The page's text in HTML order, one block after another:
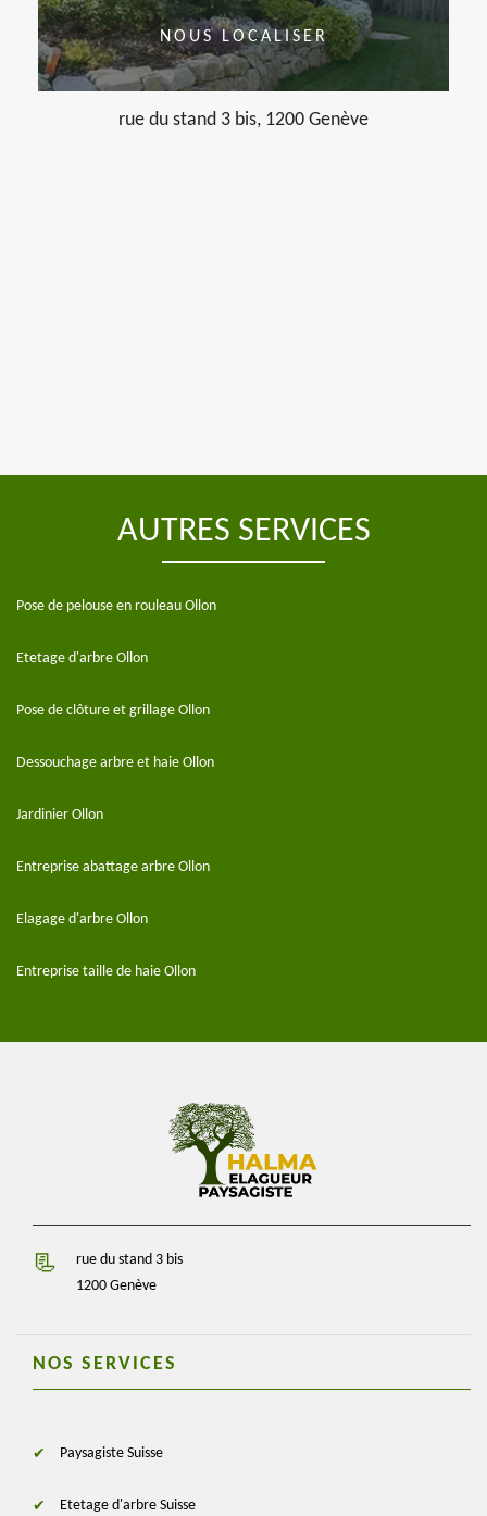
NOUS LOCALISER
rue du stand 3 bis, 1200 Genève
AUTRES SERVICES
Pose de pelouse en rouleau Ollon
Etetage d'arbre Ollon
Pose de clôture et grillage Ollon
Dessouchage arbre et haie Ollon
Jardinier Ollon
Entreprise abattage arbre Ollon
Elagage d'arbre Ollon
Entreprise taille de haie Ollon
rue du stand 3 bis
1200 Genève
NOS SERVICES
Paysagiste Suisse
Etetage d'arbre Suisse